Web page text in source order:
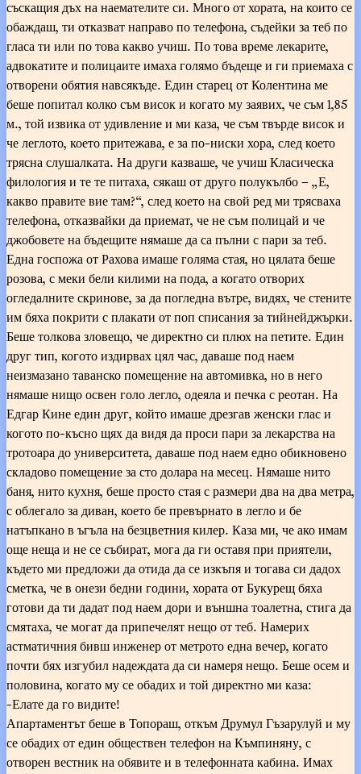
съскащия дъх на наемателите си. Много от хората, на които се
обаждаш, ти отказват направо по телефона, съдейки за теб по
гласа ти или по това какво учиш. По това време лекарите,
адвокатите и полицаите имаха голямо бъдеще и ги приемаха с
отворени обятия навсякъде. Един старец от Колентина ме
беше попитал колко съм висок и когато му заявих, че съм 1,85
м., той извика от удивление и ми каза, че съм твърде висок и
че леглото, което притежава, е за по-ниски хора, след което
трясна слушалката. На други казваше, че учиш Класическа
филология и те те питаха, сякаш от друго полукълбо – „Е,
какво правите вие там?“, след което на свой ред ми трясваха
телефона, отказвайки да приемат, че не съм полицай и че
джобовете на бъдещите нямаше да са пълни с пари за теб.
Една госпожа от Рахова имаше голяма стая, но цялата беше
розова, с меки бели килими на пода, а когато отворих
огледалните скринове, за да погледна вътре, видях, че стените
им бяха покрити с плакати от поп списания за тийнейджърки.
Беше толкова зловещо, че директно си плюх на петите. Един
друг тип, когото издирвах цял час, даваше под наем
неизмазано таванско помещение на автомивка, но в него
нямаше нищо освен голо легло, одеяла и печка с реотан. На
Едгар Кине един друг, който имаше дрезгав женски глас и
когото по-късно щях да видя да проси пари за лекарства на
тротоара до университета, даваше под наем едно обикновено
складово помещение за сто долара на месец. Нямаше нито
баня, нито кухня, беше просто стая с размери два на два метра,
с облегало за диван, което бе превърнато в легло и бе
натъпкано в ъгъла на безцветния килер. Каза ми, че ако имам
още неща и не се събират, мога да ги оставя при приятели,
където ми предложи да отида да се изкъпя и тогава си дадох
сметка, че в онези бедни години, хората от Букурещ бяха
готови да ти дадат под наем дори и външна тоалетна, стига да
смятаха, че могат да припечелят нещо от теб. Намерих
астматичния бивш инженер от метрото една вечер, когато
почти бях изгубил надеждата да си намеря нещо. Беше осем и
половина, когато му се обадих и той директно ми каза:
-Елате да го видите!
Апартаментът беше в Топораш, откъм Друмул Гъзарулуй и му
се обадих от един обществен телефон на Къмпиняну, с
отворен вестник на обявите и в телефонната кабина. Имах